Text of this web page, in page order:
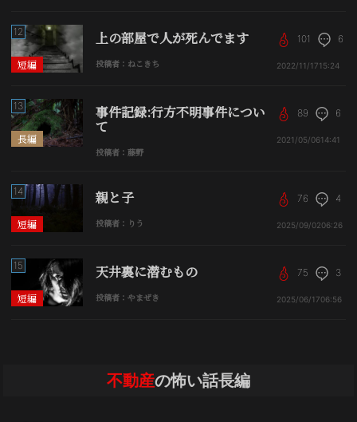
短編
12 上の部屋で人が死んでます
投稿者：ねこきち
101 6
2022/11/1715:24
長編
13 事件記録:行方不明事件につい
て
投稿者：藤野
89 6
2021/05/0614:41
短編
14 親と子
投稿者：りう
76 4
2025/09/0206:26
短編
15 天井裏に潜むもの
投稿者：やまぜき
75 3
2025/06/1706:56
不動産の怖い話長編